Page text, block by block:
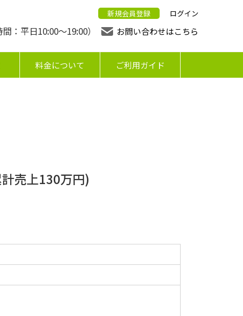
新規会員登録 ログイン
間：平日10:00〜19:00） お問い合わせはこちら
料金について ご利用ガイド
売上130万円)